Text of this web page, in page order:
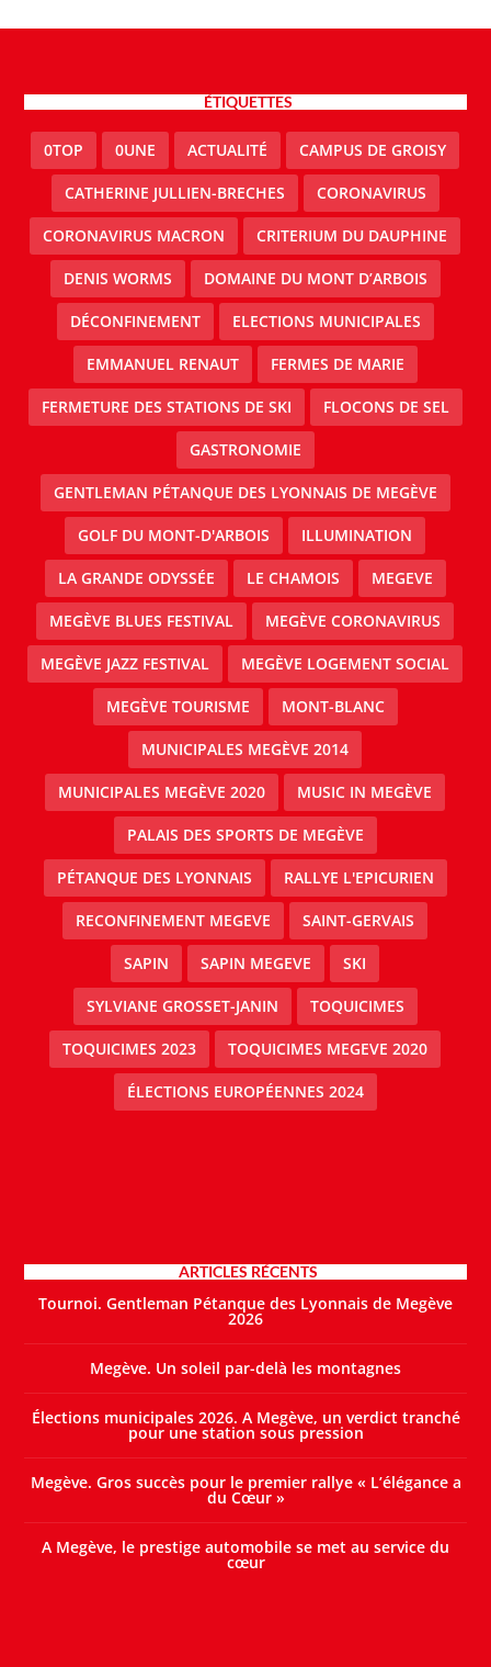
ÉTIQUETTES
0TOP 0UNE ACTUALITÉ CAMPUS DE GROISY
CATHERINE JULLIEN-BRECHES CORONAVIRUS
CORONAVIRUS MACRON CRITERIUM DU DAUPHINE
DENIS WORMS DOMAINE DU MONT D’ARBOIS
DÉCONFINEMENT ELECTIONS MUNICIPALES
EMMANUEL RENAUT FERMES DE MARIE
FERMETURE DES STATIONS DE SKI FLOCONS DE SEL
GASTRONOMIE
GENTLEMAN PÉTANQUE DES LYONNAIS DE MEGÈVE
GOLF DU MONT-D'ARBOIS ILLUMINATION
LA GRANDE ODYSSÉE LE CHAMOIS MEGEVE
MEGÈVE BLUES FESTIVAL MEGÈVE CORONAVIRUS
MEGÈVE JAZZ FESTIVAL MEGÈVE LOGEMENT SOCIAL
MEGÈVE TOURISME MONT-BLANC
MUNICIPALES MEGÈVE 2014
MUNICIPALES MEGÈVE 2020 MUSIC IN MEGÈVE
PALAIS DES SPORTS DE MEGÈVE
PÉTANQUE DES LYONNAIS RALLYE L'EPICURIEN
RECONFINEMENT MEGEVE SAINT-GERVAIS
SAPIN SAPIN MEGEVE SKI
SYLVIANE GROSSET-JANIN TOQUICIMES
TOQUICIMES 2023 TOQUICIMES MEGEVE 2020
ÉLECTIONS EUROPÉENNES 2024
ARTICLES RÉCENTS
Tournoi. Gentleman Pétanque des Lyonnais de Megève
2026
Megève. Un soleil par-delà les montagnes
Élections municipales 2026. A Megève, un verdict tranché
pour une station sous pression
Megève. Gros succès pour le premier rallye « L’élégance a
du Cœur »
A Megève, le prestige automobile se met au service du
cœur